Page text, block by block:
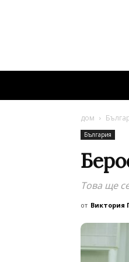
дом
България
Това ще
от Виктория